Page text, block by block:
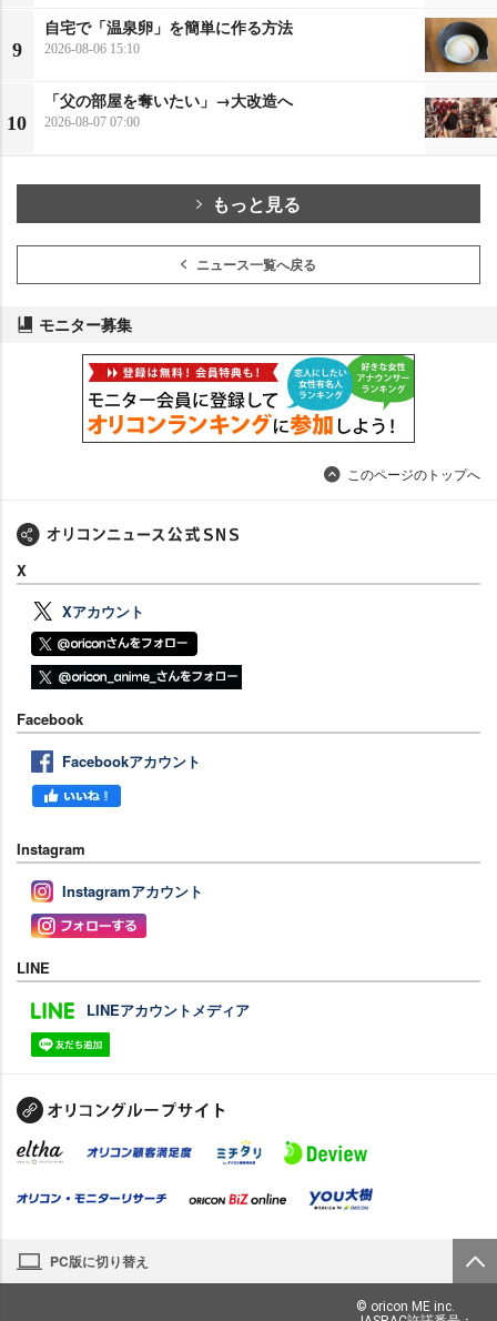
9
自宅で「温泉卵」を簡単に作る方法
2026-08-06 15:10
10
「父の部屋を奪いたい」→大改造へ
2026-08-07 07:00
もっと見る
ニュース一覧へ戻る
モニター募集
このページのトップへ
X
Xアカウント
Facebook
Facebookアカウント
Instagram
Instagramアカウント
LINE
LINEアカウントメディア
PC版に切り替え
© oricon ME inc.